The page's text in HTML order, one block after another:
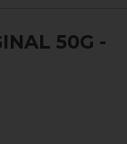
50G -